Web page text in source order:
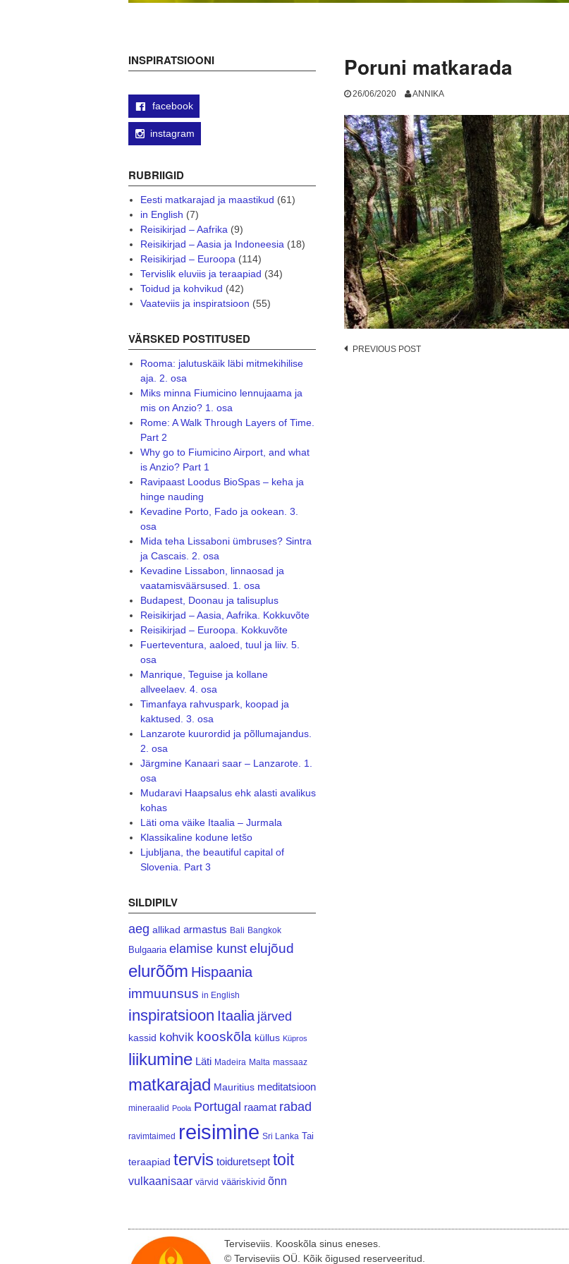
Poruni matkarada
26/06/2020 ANNIKA
Post
PREVIOUS POST
INSPIRATSIOONI
facebook
instagram
RUBRIIGID
Eesti matkarajad ja maastikud (61)
in English (7)
Reisikirjad – Aafrika(9)
Reisikirjad – Aasia ja Indoneesia(18)
Reisikirjad – Euroopa(114)
Tervislik eluviis ja teraapiad (34)
Toidud ja kohvikud (42)
Vaateviis ja inspiratsioon (55)
VÄRSKED POSTITUSED
Rooma: jalutuskäik läbi mitmekihilise
aja. 2. osa
Miks minna Fiumicino lennujaama ja
mis on Anzio? 1. osa
Rome: A Walk Through Layers of Time.
Part 2
Why go to Fiumicino Airport, and what
is Anzio? Part 1
Ravipaast Loodus BioSpas – keha ja
hinge nauding
Kevadine Porto, Fado ja ookean. 3.
osa
Mida teha Lissaboni ümbruses? Sintra
ja Cascais. 2. osa
Kevadine Lissabon, linnaosad ja
vaatamisväärsused. 1. osa
Budapest, Doonau ja talisuplus
Reisikirjad – Aasia, Aafrika. Kokkuvõte
Reisikirjad – Euroopa. Kokkuvõte
Fuerteventura, aaloed, tuul ja liiv. 5.
osa
Manrique, Teguise ja kollane
allveelaev. 4. osa
Timanfaya rahvuspark, koopad ja
kaktused. 3. osa
Lanzarote kuurordid ja põllumajandus.
2. osa
Järgmine Kanaari saar – Lanzarote. 1.
osa
Mudaravi Haapsalus ehk alasti avalikus
kohas
Läti oma väike Itaalia – Jurmala
Klassikaline kodune letšo
Ljubljana, the beautiful capital of
Slovenia. Part 3
SILDIPILV
aeg allikad armastus Bali Bangkok
Bulgaaria elamise kunst elujõud
elurõõm Hispaania
immuunsus in English
inspiratsioon Itaalia järved
kassid kohvik kooskõla küllus Küpros
liikumine Läti Madeira Malta massaaz
matkarajad Mauritius meditatsioon
mineraalid Poola Portugal raamat rabad
ravimtaimed reisimine Sri Lanka Tai
teraapiad tervis toiduretsept toit
vulkaanisaar värvid vääriskivid õnn
Terviseviis. Kooskõla sinus eneses.
© Terviseviis OÜ. Kõik õigused reserveeritud.